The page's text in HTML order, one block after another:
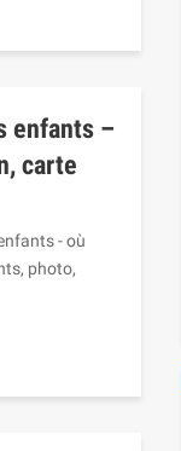
enfants –
carte
- où
photo,